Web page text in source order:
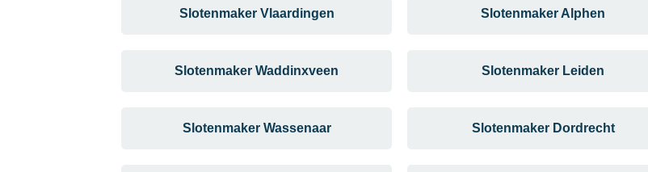
Slotenmaker Vlaardingen Slotenmaker Alphen
Slotenmaker Waddinxveen Slotenmaker Leiden
Slotenmaker Wassenaar Slotenmaker Dordrecht